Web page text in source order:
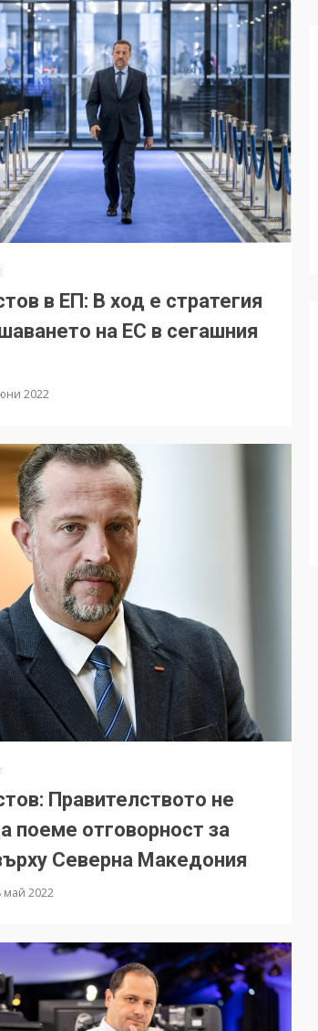
в ЕП: В ход е стратегия
на ЕС в сегашния
2022
Правителството не
поеме отговорност за
Северна Македония
май 2022